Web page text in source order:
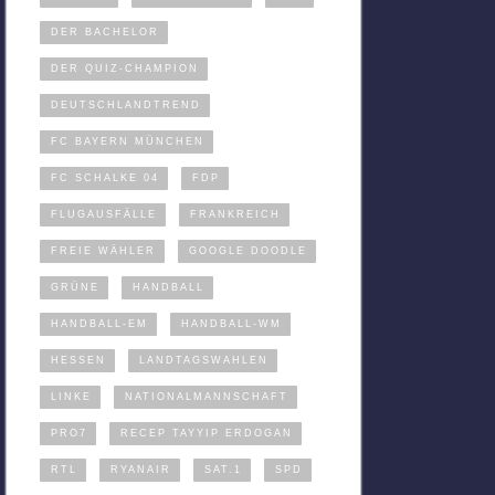
DER BACHELOR
DER QUIZ-CHAMPION
DEUTSCHLANDTREND
FC BAYERN MÜNCHEN
FC SCHALKE 04 FDP
FLUGAUSFÄLLE FRANKREICH
FREIE WÄHLER GOOGLE DOODLE
GRÜNE HANDBALL
HANDBALL-EM HANDBALL-WM
HESSEN LANDTAGSWAHLEN
LINKE NATIONALMANNSCHAFT
PRO7 RECEP TAYYIP ERDOGAN
RTL RYANAIR SAT.1 SPD